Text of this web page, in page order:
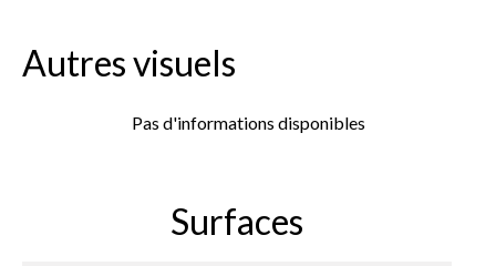
Autres visuels
Pas d'informations disponibles
Surfaces